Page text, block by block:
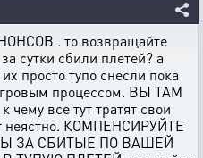
. то возвращайте
сутки сбили плетей? а
просто тупо снесли пока
процессом. ВЫ ТАМ
чему все тут тратят свои
неястно. КОМПЕНСИРУЙТЕ
ЗА СБИТЫЕ ПО ВАШЕЙ